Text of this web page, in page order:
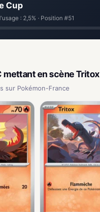
Cup
: 2,5% · Position #51
mettant en scène Tritox
sur Pokémon-France